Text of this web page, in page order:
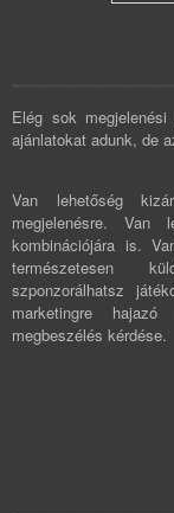
Elég sok
ajánlatokat adunk, de
Van lehetőség
megjelenésre. Van
kombinációjára is.
szponzorálhatsz
marketingre
megbeszélés kérdése.